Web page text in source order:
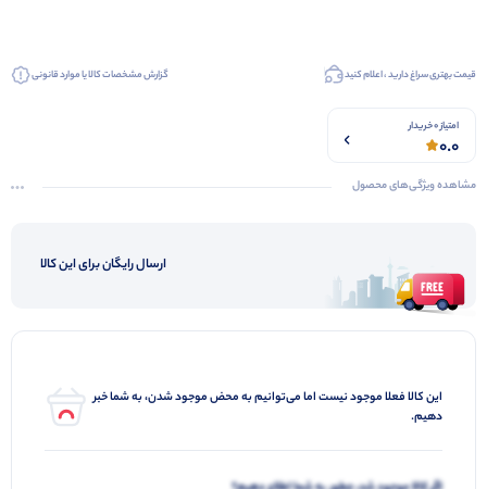
قیمت بهتری سراغ دارید ، اعلام کنید گزارش مشخصات کالا یا موارد قانونی
امتیاز 0 خریدار
0.0
مشاهده ویژگی‌های محصول
ارسال رایگان برای این کالا
این کالا فعلا موجود نیست اما می‌توانیم به محض موجود شدن، به شما خبر
دهیم.